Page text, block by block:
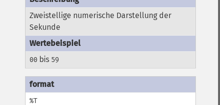
Zweistellige numerische Darstellung der
Sekunde
00 bis 59
%T